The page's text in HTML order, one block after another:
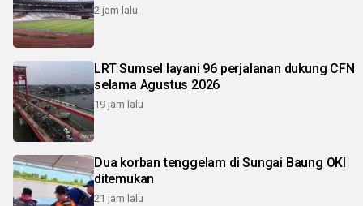
2 jam lalu
LRT Sumsel layani 96 perjalanan dukung CFN
selama Agustus 2026
19 jam lalu
Dua korban tenggelam di Sungai Baung OKI
ditemukan
21 jam lalu